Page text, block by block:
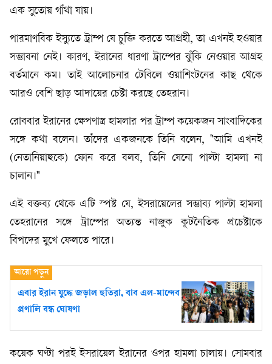
এক সুতোয় গাঁথা যায়।
পারমাণবিক ইস্যুতে ট্রাম্প যে চুক্তি করতে আগ্রহী, তা এখনই হওয়ার
সম্ভাবনা নেই। কারণ, ইরানের ধারণা ট্রাম্পের ঝুঁকি নেওয়ার আগ্রহ
বর্তমানে কম। তাই আলোচনার টেবিলে ওয়াশিংটনের কাছ থেকে
আরও বেশি ছাড় আদায়ের চেষ্টা করছে তেহরান।
রোববার ইরানের ক্ষেপণাস্ত্র হামলার পর ট্রাম্প কয়েকজন সাংবাদিকের
সঙ্গে কথা বলেন। তাঁদের একজনকে তিনি বলেন, "আমি এখনই
(নেতানিয়াহুকে) ফোন করে বলব, তিনি যেনো পাল্টা হামলা না
চালান।"
এই বক্তব্য থেকে এটি স্পষ্ট যে, ইসরায়েলের সম্ভাব্য পাল্টা হামলা
তেহরানের সঙ্গে ট্রাম্পের অত্যন্ত নাজুক কূটনৈতিক প্রচেষ্টাকে
বিপদের মুখে ফেলতে পারে।
এবার ইরান যুদ্ধে জড়াল হুতিরা, বাব এল-মান্দেব
প্রণালি বন্ধ ঘোষণা
কয়েক ঘণ্টা পরই ইসরায়েল ইরানের ওপর হামলা চালায়। সোমবার